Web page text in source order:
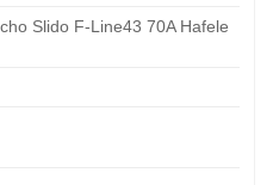
Slido F-Line43 70A Hafele